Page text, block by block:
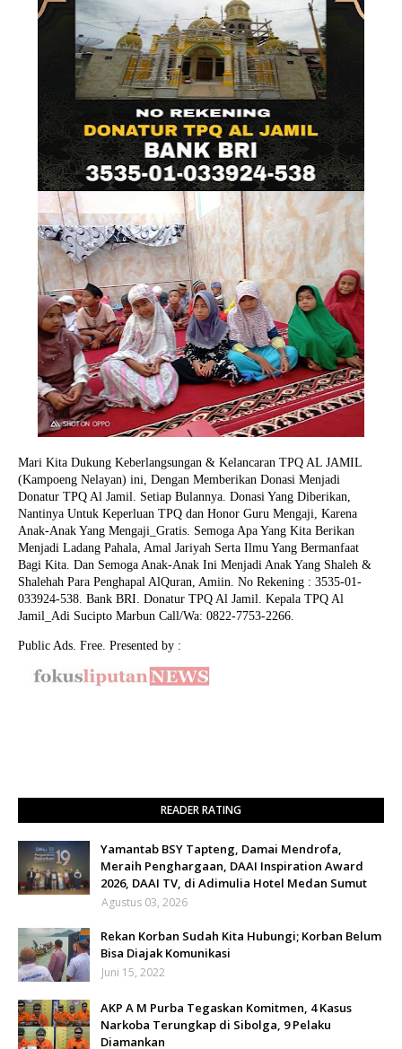
Mari Kita Dukung Keberlangsungan & Kelancaran TPQ AL JAMIL
(Kampoeng Nelayan) ini, Dengan Memberikan Donasi Menjadi
Donatur TPQ Al Jamil. Setiap Bulannya. Donasi Yang Diberikan,
Nantinya Untuk Keperluan TPQ dan Honor Guru Mengaji, Karena
Anak-Anak Yang Mengaji_Gratis. Semoga Apa Yang Kita Berikan
Menjadi Ladang Pahala, Amal Jariyah Serta Ilmu Yang Bermanfaat
Bagi Kita. Dan Semoga Anak-Anak Ini Menjadi Anak Yang Shaleh &
Shalehah Para Penghapal AlQuran, Amiin. No Rekening : 3535-01-
033924-538. Bank BRI. Donatur TPQ Al Jamil. Kepala TPQ Al
Jamil_Adi Sucipto Marbun Call/Wa: 0822-7753-2266.
Public Ads. Free. Presented by :
READER RATING
Yamantab BSY Tapteng, Damai Mendrofa,
Meraih Penghargaan, DAAI Inspiration Award
2026, DAAI TV, di Adimulia Hotel Medan Sumut
Agustus 03, 2026
Rekan Korban Sudah Kita Hubungi; Korban Belum
Bisa Diajak Komunikasi
Juni 15, 2022
AKP A M Purba Tegaskan Komitmen, 4 Kasus
Narkoba Terungkap di Sibolga, 9 Pelaku
Diamankan